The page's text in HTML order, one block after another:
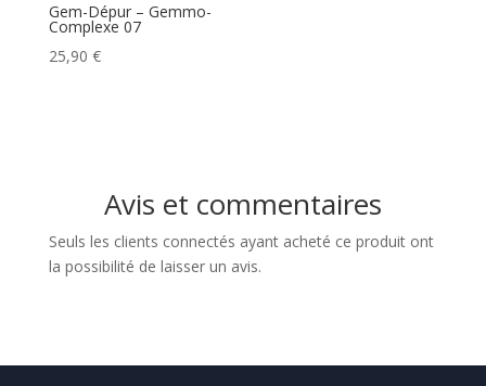
Gem-Dépur – Gemmo-
Complexe 07
25,90 €
Avis et commentaires
Seuls les clients connectés ayant acheté ce produit ont
la possibilité de laisser un avis.